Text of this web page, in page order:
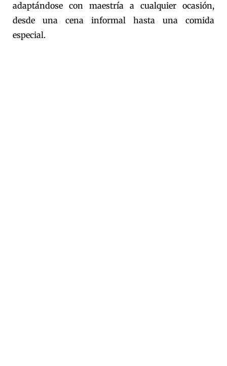
adaptándose con maestría a cualquier ocasión,
desde una cena informal hasta una comida
especial.